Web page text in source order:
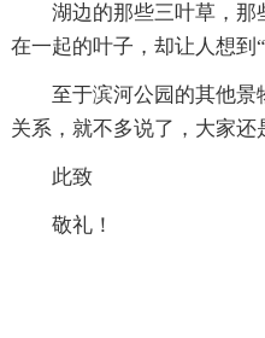
湖边的那些三叶草，
在一起的叶子，却让人想到
至于滨河公园的其他景
关系，就不多说了，大家还
此致
敬礼！